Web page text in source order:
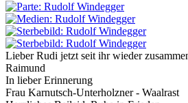
Lieber Rudi jetzt seit ihr wieder
Raimund
In lieber Erinnerung
Frau Karnutsch-Unterholzner - Waalrast